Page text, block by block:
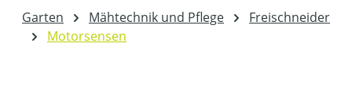
Garten Mähtechnik und Pflege
Freischneider
Motorsensen